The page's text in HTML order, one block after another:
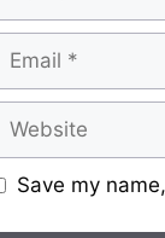
Email
Website
Save my